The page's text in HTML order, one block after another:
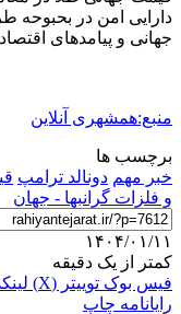
دارایی امن در بحبوحه
جهانی و پیامدهای اقتصادی برای
منبع:همشهری آنلاین
برچسب ها
خبر مهم دونالد ترامپ
و فلزات گرانبها - جهان
۱۴۰۴/۰۱/۱۱
کمتر از یک دقیقه
فیس بوک توییتر (X)
رایانامه چاپ